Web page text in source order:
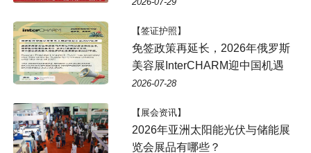
【签证护照】
免签政策再延长，2026年俄罗斯
美容展InterCHARM迎中国机遇
2026-07-28
【展会资讯】
2026年亚洲太阳能光伏与储能展
览会展品有哪些？